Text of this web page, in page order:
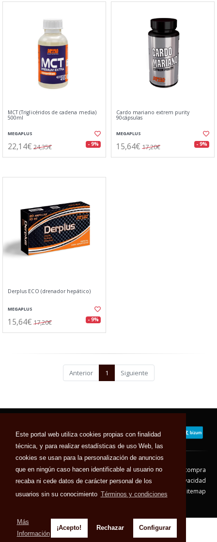
Este portal web utiliza cookies propias con finalidad
técnica, y para realizar estadísticas de uso Web, las
cookies se usan para la personalización de anuncios
que en ningún caso hacen identificable al usuario no
recaba ni cede datos de carácter personal de los
usuarios sin su conocimiento Términos y condiciones
Más
Información
¡Acepto! Rechazar Configurar
MCT (Triglicéridos de cadena media)
500ml
MEGAPLUS
22,14€ 24,35€ - 9%
Cardo mariano extrem purity
90cápsulas
MEGAPLUS
15,64€ 17,20€ - 9%
Derplus ECO (drenador hepático)
MEGAPLUS
15,64€ 17,20€ - 9%
Anterior 1 Siguiente
Contacto Aviso Legal
Condiciones de compra
Política de envíos
Política de devolución
Política de Privacidad
Política de Cookies
Sitemap